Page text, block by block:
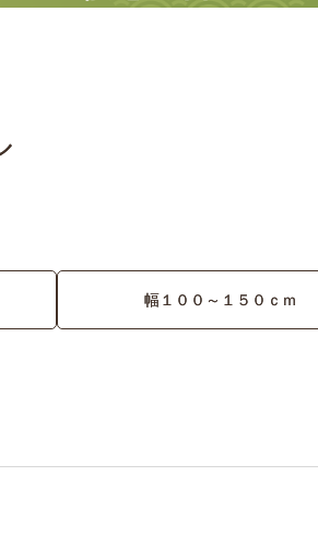
幅１００～１５０ｃｍ